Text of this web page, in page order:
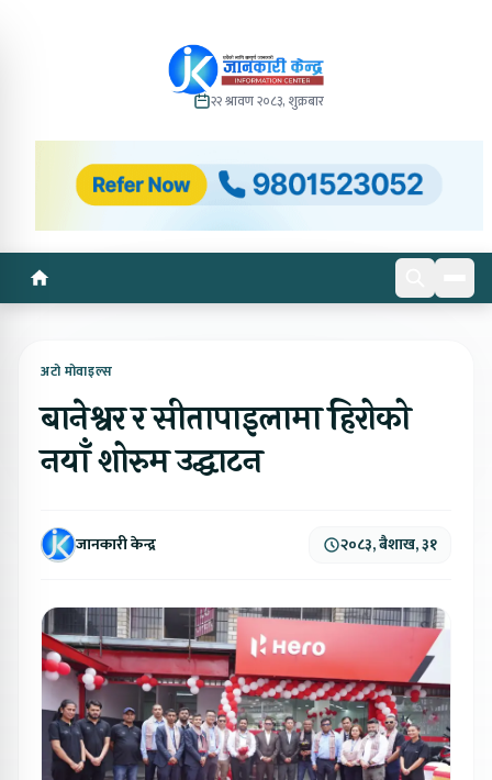
२२ श्रावण २०८३, शुक्रबार
अटो मोवाइल्स
बानेश्वर र सीतापाइलामा हिरोको
नयाँ शोरुम उद्घाटन
जानकारी केन्द्र २०८३, बैशाख, ३१